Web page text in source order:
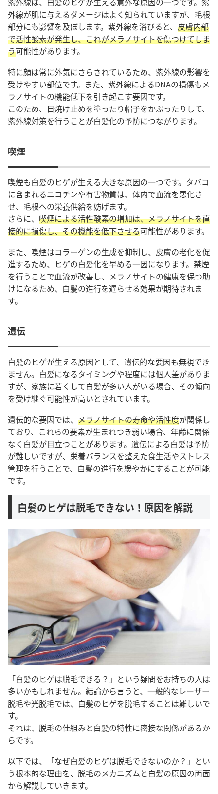
外線が肌に与えるダメージはよく知られていますが、毛根
部分にも影響を及ぼします。紫外線を浴びると、 皮膚内部
で活性酸素が発生し、これがメラノサイトを傷つけてしま
う可能性があります。
特に顔は常に外気にさらされているため、紫外線の影響を
受けやすい部位です。また、紫外線によるDNAの損傷もメ
ラノサイトの機能低下を引き起こす要因です。
このため、日焼け止めを塗ったり帽子をかぶったりして、
紫外線対策を行うことが白髪化の予防につながります。
喫煙
喫煙も白髪のヒゲが生える大きな原因の一つです。タバコ
に含まれるニコチンや有害物質は、体内で血流を悪化さ
せ、毛根への栄養供給を妨げます。
さらに、 喫煙による活性酸素の増加は、メラノサイトを直
接的に損傷し、その機能を低下させる可能性があります。
また、喫煙はコラーゲンの生成を抑制し、皮膚の老化を促
進するため、ヒゲの白髪化を早める一因になります。禁煙
を行うことで血流が改善し、メラノサイトの健康を保つ助
けになるため、白髪の進行を遅らせる効果が期待されま
す。
遺伝
白髪のヒゲが生える原因として、遺伝的な要因も無視でき
ません。白髪になるタイミングや程度には個人差がありま
すが、家族に若くして白髪が多い人がいる場合、その傾向
を受け継ぐ可能性が高いとされています。
遺伝的な要因では、 メラノサイトの寿命や活性度が関係し
ており、これらの要素が生まれつき弱い場合、年齢に関係
なく白髪が目立つことがあります。遺伝による白髪は予防
が難しいですが、栄養バランスを整えた食生活やストレス
管理を行うことで、白髪の進行を緩やかにすることが可能
です。
白髪のヒゲは脱毛できない！原因を解説
「白髪のヒゲは脱毛できる？」という疑問をお持ちの人は
多いかもしれません。結論から言うと、 一般的なレーザー
脱毛や光脱毛では、白髪のヒゲを脱毛することは難しいで
す。
それは、脱毛の仕組みと白髪の特性に密接な関係があるか
らです。
以下では、「なぜ白髪のヒゲは脱毛できないのか？」とい
う根本的な理由を、脱毛のメカニズムと白髪の原因の両面
から解説していきます。